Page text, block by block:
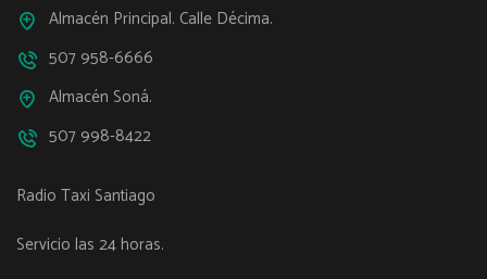
Almacén Principal. Calle Décima.
507 958-6666
Almacén Soná.
507 998-8422
Radio Taxi Santiago
Servicio las 24 horas.